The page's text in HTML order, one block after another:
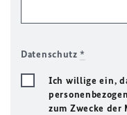
Datenschutz*
Ich willige ein,
zum Zwecke